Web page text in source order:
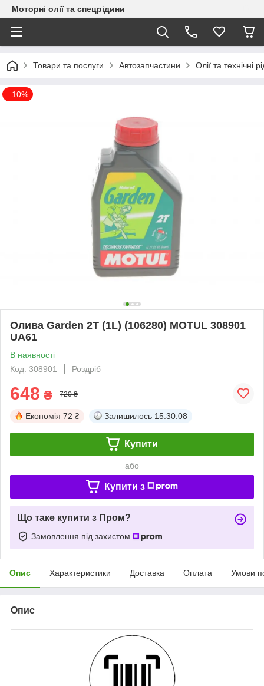
Моторні олії та спецрідини
Товари та послуги Автозапчастини Олії та технічні
–10%
Олива Garden 2T (1L) (106280) MOTUL 308901
UA61
В наявності
Код: 308901
Роздріб
648 ₴ 720 ₴
Економія 72 ₴ Залишилось 15:30:08
Купити
або
Купити з
Що таке купити з Пром?
Замовлення під захистом
Опис Характеристики Доставка Оплата Умови
Опис